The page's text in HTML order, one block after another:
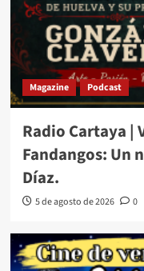
Magazine Podcast
Radio Cartaya |
Fandangos: Un
Díaz.
5 de agosto de 2026 0